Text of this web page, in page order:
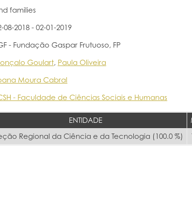
families
08-2018 - 02-01-2019
- Fundação Gaspar Frutuoso, FP
Goulart, Paula Oliveira
Moura Cabral
- Faculdade de Ciências Sociais e Humanas
ENTIDADE
Regional da Ciência e da Tecnologia (100.0 %)